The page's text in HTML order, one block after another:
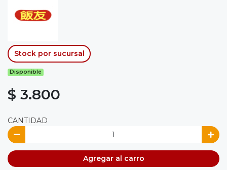
Stock por sucursal
Disponible
$ 3.800
CANTIDAD
Agregar al carro